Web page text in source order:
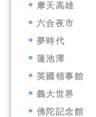
摩天高雄
六合夜市
夢時代
蓮池潭
英國領事館
義大世界
佛陀記念館